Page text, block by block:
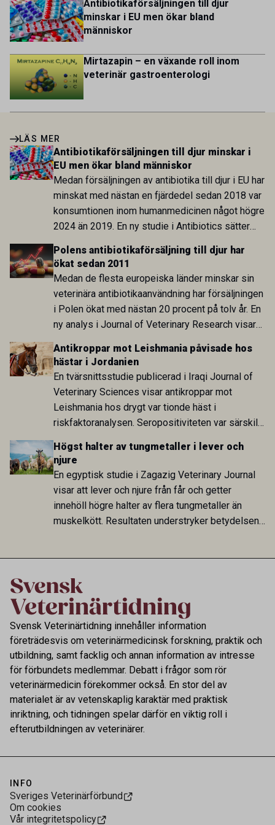
Antibiotikaförsäljningen till djur
minskar i EU men ökar bland
människor
Mirtazapin – en växande roll inom
veterinär gastroenterologi
LÄS MER
Antibiotikaförsäljningen till djur minskar i
EU men ökar bland människor
Medan försäljningen av antibiotika till djur i EU har
minskat med nästan en fjärdedel sedan 2018 var
konsumtionen inom humanmedicinen något högre
2024 än 2019. En ny studie i Antibiotics sätter
utvecklingen inom de båda sektorerna sida vid
sida och pekar på en obalans i EU:s One Health-
arbete.
Polens antibiotikaförsäljning till djur har
ökat sedan 2011
Medan de flesta europeiska länder minskar sin
veterinära antibiotikaanvändning har försäljningen
i Polen ökat med nästan 20 procent på tolv år. En
ny analys i Journal of Veterinary Research visar
att skillnaden mot lågförbrukarländer som
Sverige är fortsatt stor.
Antikroppar mot Leishmania påvisade hos
hästar i Jordanien
En tvärsnittsstudie publicerad i Iraqi Journal of
Veterinary Sciences visar antikroppar mot
Leishmania hos drygt var tionde häst i
riskfaktoranalysen. Seropositiviteten var särskilt
hög i Zarqa och statistiskt kopplad till bland
annat stallhållning. Resultaten visar att hästarna
har exponerats för parasiten – men inte att de
fungerar som reservoarer eller bidrar till
smittspridning.
Högst halter av tungmetaller i lever och
njure
En egyptisk studie i Zagazig Veterinary Journal
visar att lever och njure från får och getter
innehöll högre halter av flera tungmetaller än
muskelkött. Resultaten understryker betydelsen
Svensk Veterinärtidning innehåller information
företrädesvis om veterinärmedicinsk forskning, praktik och
utbildning, samt facklig och annan information av intresse
för förbundets medlemmar. Debatt i frågor som rör
veterinärmedicin förekommer också. En stor del av
materialet är av vetenskaplig karaktär med praktisk
inriktning, och tidningen spelar därför en viktig roll i
efterutbildningen av veterinärer.
INFO
Sveriges Veterinärförbund
Om cookies
Vår integritetspolicy